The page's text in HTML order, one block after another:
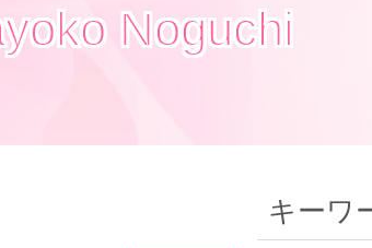
Noguchi
キーワ